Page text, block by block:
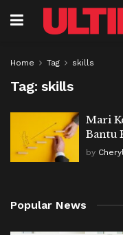
Home Tag skills
Tag: skills
Mari
Bantu
by
Popular News